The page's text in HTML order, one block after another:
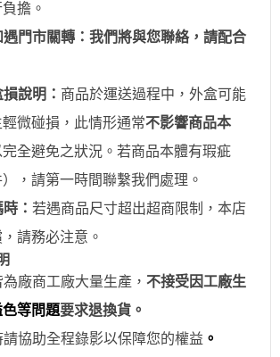
擔。
門市關轉：我們將與您聯絡，請配合
說明： 商品於運送過程中，外盒可能
微碰損，此情形通常不影響商品本
完全避免之狀況。若商品本體有瑕疵
），請第一時間聯繫我們處理。
： 若遇商品尺寸超出超商限制，本店
請務必注意。
廠商工廠大量生產， 不接受因工廠生
等問題要求退換貨。
請協助全程錄影以保障您的權益 。